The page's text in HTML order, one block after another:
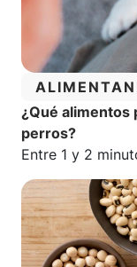
¿Qué alimentos
perros?
Tiempo estimado
Entre 1 y 2